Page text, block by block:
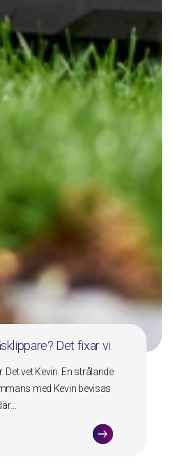
Det fixar vi.
Det vet Kevin. En strålande
med Kevin bevisas